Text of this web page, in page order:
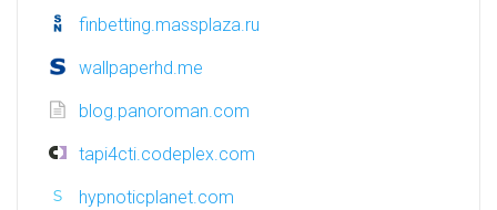
finbetting.massplaza.ru
wallpaperhd.me
blog.panoroman.com
tapi4cti.codeplex.com
hypnoticplanet.com